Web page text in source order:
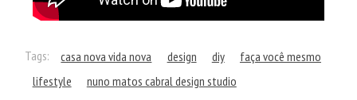
Tags: casa nova vida nova design diy
faça você mesmo
lifestyle
nuno matos cabral design studio